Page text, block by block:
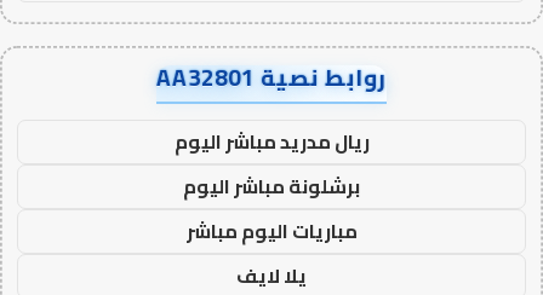
روابط نصية AA32801
ريال مدريد مباشر اليوم
برشلونة مباشر اليوم
مباريات اليوم مباشر
يلا لايف